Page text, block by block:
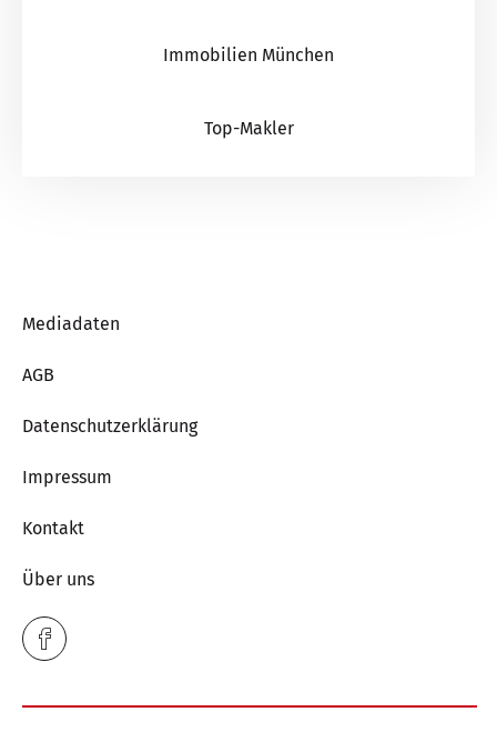
Immobilien München
Top-Makler
Mediadaten
AGB
Datenschutzerklärung
Impressum
Kontakt
Über uns